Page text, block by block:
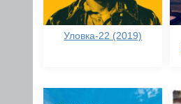
Уловка-22 (2019)